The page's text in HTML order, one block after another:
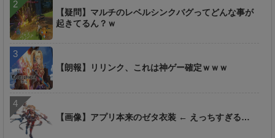
【疑問】マルチのレベルシンクバグってどんな事が
起きてるん？ｗ
【朗報】リリンク、これは神ゲー確定ｗｗｗ
【画像】アプリ本来のゼタ衣装 ← えっちすぎる…